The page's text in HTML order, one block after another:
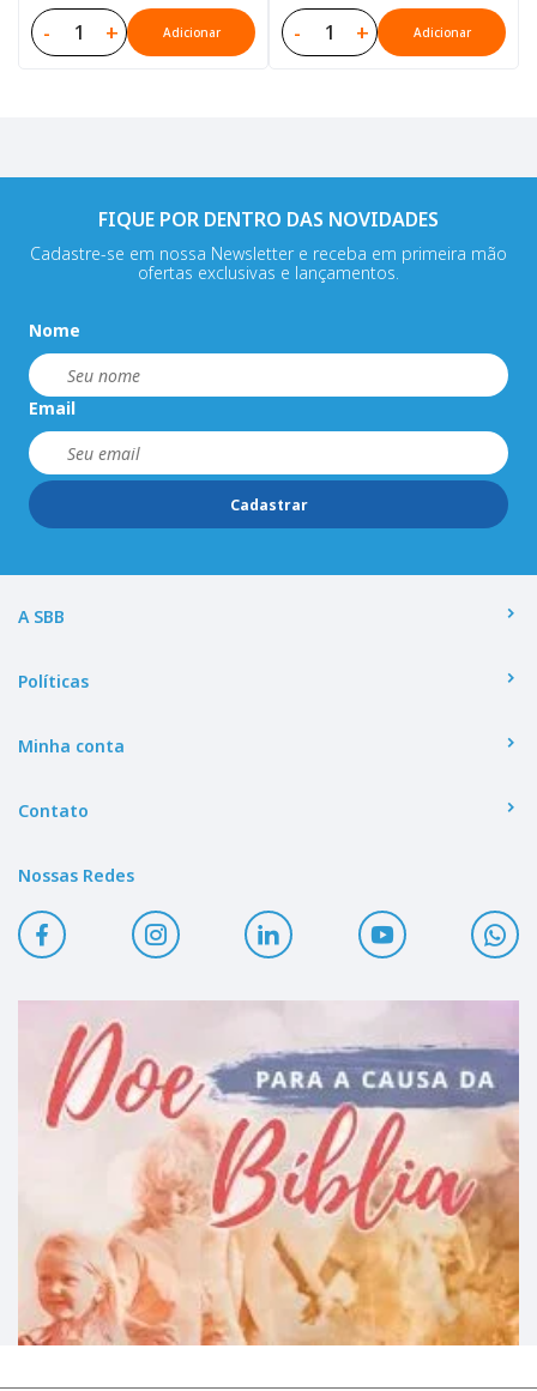
- + Adicionar - + Adicionar
FIQUE POR DENTRO DAS NOVIDADES
Cadastre-se em nossa Newsletter e receba em primeira mão
ofertas exclusivas e lançamentos.
Nome
Email
Cadastrar
A SBB
Políticas
Minha conta
Contato
Nossas Redes